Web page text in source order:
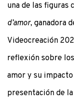
una de las figuras
d’amor, ganadora
Videocreación
reflexión sobre
amor y su
presentación de